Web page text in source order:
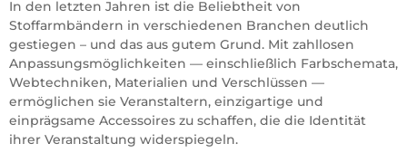
In den letzten Jahren ist die Beliebtheit von
Stoffarmbändern in verschiedenen Branchen deutlich
gestiegen – und das aus gutem Grund. Mit zahllosen
Anpassungsmöglichkeiten — einschließlich Farbschemata,
Webtechniken, Materialien und Verschlüssen —
ermöglichen sie Veranstaltern, einzigartige und
einprägsame Accessoires zu schaffen, die die Identität
ihrer Veranstaltung widerspiegeln.